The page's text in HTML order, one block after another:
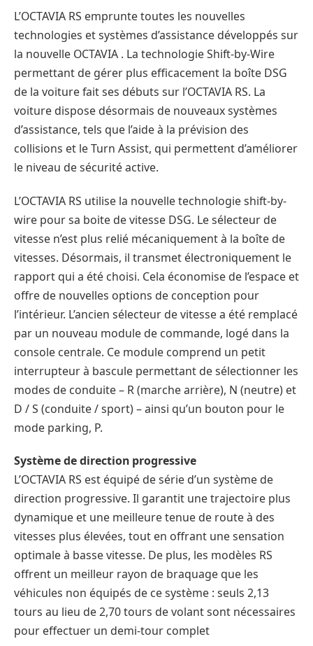
L’OCTAVIA RS emprunte toutes les nouvelles
technologies et systèmes d’assistance développés sur
la nouvelle OCTAVIA . La technologie Shift-by-Wire
permettant de gérer plus efficacement la boîte DSG
de la voiture fait ses débuts sur l’OCTAVIA RS. La
voiture dispose désormais de nouveaux systèmes
d’assistance, tels que l’aide à la prévision des
collisions et le Turn Assist, qui permettent d’améliorer
le niveau de sécurité active.
L’OCTAVIA RS utilise la nouvelle technologie shift-by-
wire pour sa boite de vitesse DSG. Le sélecteur de
vitesse n’est plus relié mécaniquement à la boîte de
vitesses. Désormais, il transmet électroniquement le
rapport qui a été choisi. Cela économise de l’espace et
offre de nouvelles options de conception pour
l’intérieur. L’ancien sélecteur de vitesse a été remplacé
par un nouveau module de commande, logé dans la
console centrale. Ce module comprend un petit
interrupteur à bascule permettant de sélectionner les
modes de conduite – R (marche arrière), N (neutre) et
D / S (conduite / sport) – ainsi qu’un bouton pour le
mode parking, P.
Système de direction progressive
L’OCTAVIA RS est équipé de série d’un système de
direction progressive. Il garantit une trajectoire plus
dynamique et une meilleure tenue de route à des
vitesses plus élevées, tout en offrant une sensation
optimale à basse vitesse. De plus, les modèles RS
offrent un meilleur rayon de braquage que les
véhicules non équipés de ce système : seuls 2,13
tours au lieu de 2,70 tours de volant sont nécessaires
pour effectuer un demi-tour complet